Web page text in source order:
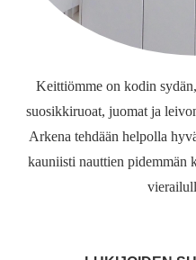
Keittiömme on kodin
suosikkiruoat, juomat ja
Arkena tehdään helpolla
kauniisti nauttien pidemmän